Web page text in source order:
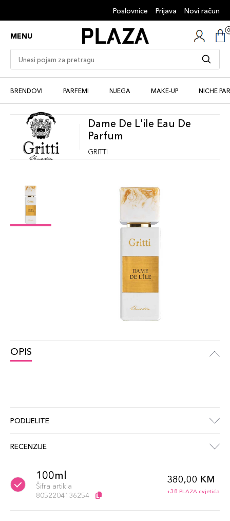
Poslovnice Prijava Novi račun
MENU
BRENDOVI PARFEMI NJEGA MAKE-UP NICHE
Dame De L'ile Eau De
Parfum
GRITTI
OPIS
PODIJELITE
RECENZIJE
100ml
Šifra artikla
8052204136254
380,00 KM
+38 PLAZA cvjetića